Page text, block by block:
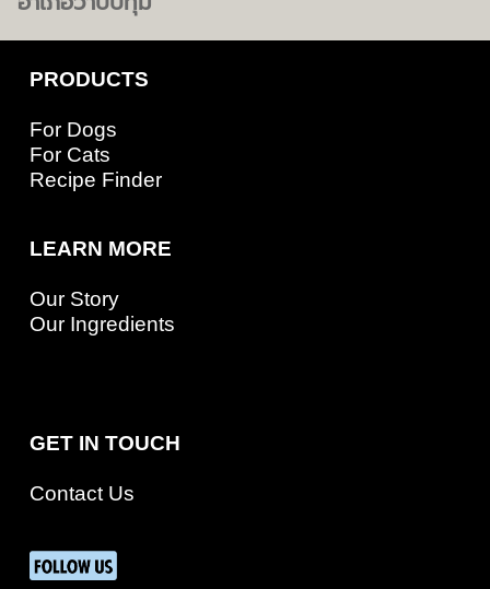
PRODUCTS
For Dogs
For Cats
Recipe Finder
LEARN MORE
Our Story
Our Ingredients
GET IN TOUCH
Contact Us